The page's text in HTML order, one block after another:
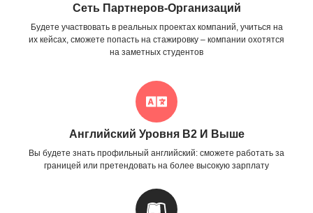
Сеть Партнеров-Организаций
Будете участвовать в реальных проектах компаний, учиться на
их кейсах, сможете попасть на стажировку – компании охотятся
на заметных студентов
Английский Уровня B2 И Выше
Вы будете знать профильный английский: сможете работать за
границей или претендовать на более высокую зарплату